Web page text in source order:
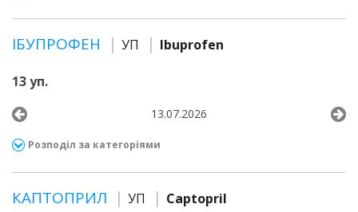
ІБУПРОФЕН УП Ibuprofen
13 уп.
13.07.2026
Розподіл за категоріями
КАПТОПРИЛ УП Captopril